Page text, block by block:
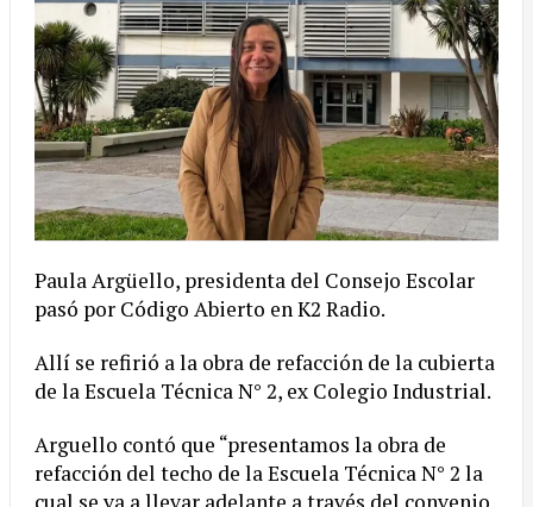
Paula Argüello, presidenta del Consejo Escolar
pasó por Código Abierto en K2 Radio.
Allí se refirió a la obra de refacción de la cubierta
de la Escuela Técnica N° 2, ex Colegio Industrial.
Arguello contó que “presentamos la obra de
refacción del techo de la Escuela Técnica N° 2 la
cual se va a llevar adelante a través del convenio